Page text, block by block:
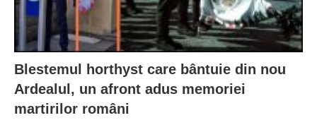
Blestemul horthyst care bântuie din nou
Ardealul, un afront adus memoriei
martirilor români